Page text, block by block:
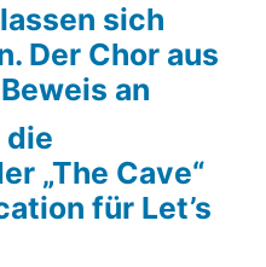
sich
Der Chor aus
an
die
„The Cave“
für Let’s